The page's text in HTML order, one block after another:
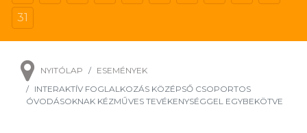
31
NYITÓLAP
ESEMÉNYEK
INTERAKTÍV FOGLALKOZÁS KÖZÉPSŐ CSOPORTOS
ÓVODÁSOKNAK KÉZMŰVES TEVÉKENYSÉGGEL EGYBEKÖTVE